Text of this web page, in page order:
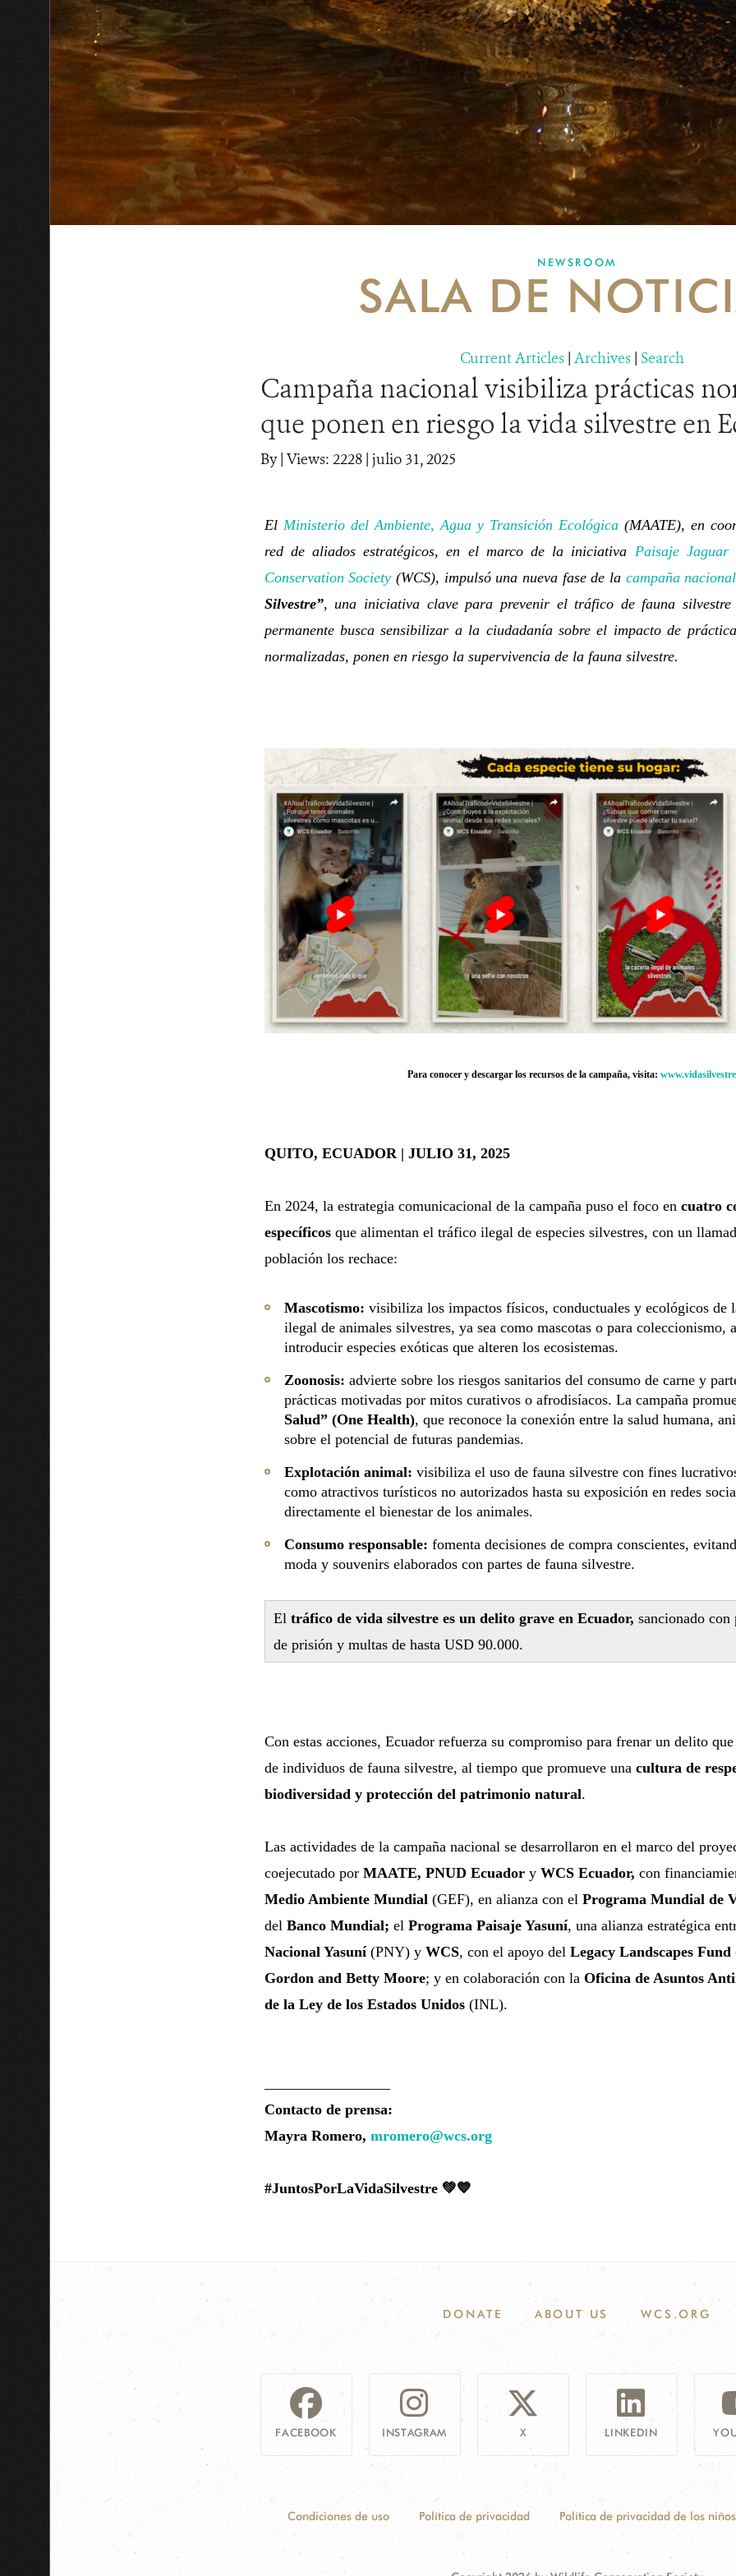
NEWSROOM
SALA DE
Current Articles | Archives | Search
Campaña nacional visibiliza prácticas
que ponen en riesgo la vida silvestre en
By| Views: 2228| julio 31, 2025
El Ministerio del Ambiente, Agua y Transición Ecológica(MAATE), en
red de aliados estratégicos, en el marco de la iniciativa Paisaje Jaguar
Conservation Society (WCS), impulsó una nueva fase de la campaña
Silvestre”, una iniciativa clave para prevenir el tráfico de fauna
permanente busca sensibilizar a la ciudadanía sobre el impacto de
normalizadas, ponen en riesgo la supervivencia de la fauna silvestre.
Para conocer y descargar los recursos de la campaña, visita:
QUITO, ECUADOR | JULIO 31, 2025
En 2024, la estrategia comunicacional de la campaña puso el foco en cuatro
específicosque alimentan el tráfico ilegal de especies silvestres, con un
población los rechace:
Mascotismo: visibiliza los impactos físicos, conductuales y ecológicos de
ilegal de animales silvestres, ya sea como mascotas o para coleccionismo,
introducir especies exóticas que alteren los ecosistemas.
Zoonosis: advierte sobre los riesgos sanitarios del consumo de carne y
prácticas motivadas por mitos curativos o afrodisíacos. La campaña
Salud” (One Health), que reconoce la conexión entre la salud humana,
sobre el potencial de futuras pandemias.
Explotación animal: visibiliza el uso de fauna silvestre con fines
como atractivos turísticos no autorizados hasta su exposición en redes
directamente el bienestar de los animales.
Consumo responsable: fomenta decisiones de compra conscientes,
moda y souvenirs elaborados con partes de fauna silvestre.
El tráfico de vida silvestre es un delito grave en Ecuador, sancionado con
de prisión y multas de hasta USD 90.000.
Con estas acciones, Ecuador refuerza su compromiso para frenar un delito
de individuos de fauna silvestre, al tiempo que promueve una cultura de
biodiversidad y protección del patrimonio natural.
Las actividades de la campaña nacional se desarrollaron en el marco del
coejecutado por MAATE, PNUD Ecuador yWCS Ecuador, con
Medio Ambiente Mundial (GEF), en alianza con el Programa Mundial de
del Banco Mundial; el Programa Paisaje Yasuní, una alianza estratégica
Nacional Yasuní(PNY) y WCS, con el apoyo del Legacy Landscapes Fund
Gordon and Betty Moore; y en colaboración con la Oficina de Asuntos
de la Ley de los Estados Unidos(INL).
Contacto de prensa:
Mayra Romero, mromero@wcs.org
#JuntosPorLaVidaSilvestre 💚💙
DONATE ABOUT US WCS.ORG
FACEBOOK INSTAGRAM X LINKEDIN
Condiciones de uso Política de privacidad Política de privacidad de los niños